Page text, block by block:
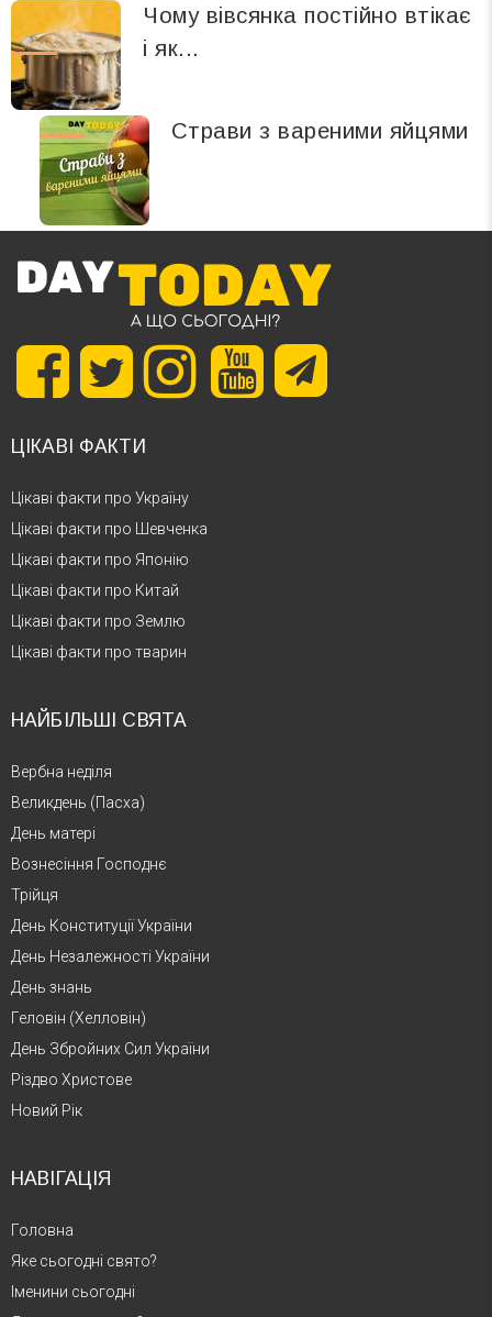
Чому вівсянка постійно втікає
і як...
Страви з вареними яйцями
ЦІКАВІ ФАКТИ
Цікаві факти про Україну
Цікаві факти про Шевченка
Цікаві факти про Японію
Цікаві факти про Китай
Цікаві факти про Землю
Цікаві факти про тварин
НАЙБІЛЬШІ СВЯТА
Вербна неділя
Великдень (Пасха)
День матері
Вознесіння Господнє
Трійця
День Конституції України
День Незалежності України
День знань
Геловін (Хелловін)
День Збройних Сил України
Різдво Христове
Новий Рік
НАВІГАЦІЯ
Головна
Яке сьогодні свято?
Іменини сьогодні